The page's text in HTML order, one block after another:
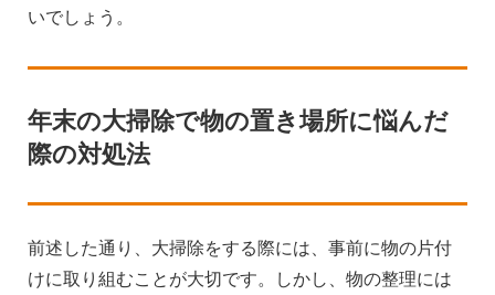
いでしょう。
年末の大掃除で物の置き場所に悩んだ
際の対処法
前述した通り、大掃除をする際には、事前に物の片付
けに取り組むことが大切です。しかし、物の整理には